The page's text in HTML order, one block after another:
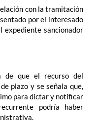
con la tramitación
por el interesado
expediente sancionador
de que el recurso del
plazo y se señala que,
para dictar y notificar
podría haber